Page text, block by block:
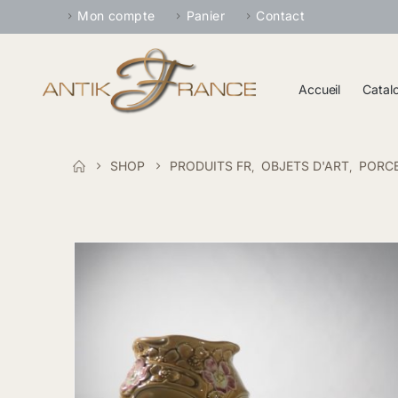
Mon compte Panier Contact
Accueil
SHOP PRODUITS FR, OBJETS D'ART,